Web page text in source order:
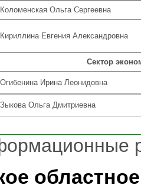
Коломенская Ольга Сергеевна
Кириллина Евгения Александровна
Сектор
Огибенина Ирина Леонидовна
Зыкова Ольга Дмитриевна